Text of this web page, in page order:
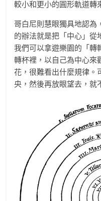
較小和更小的圓形軌道轉
哥白尼則慧眼獨具地認為
的辦法就是把「中心」從
我們可以拿遊樂園的「轉
轉杯裡，以自己為中心來
花，很難看出什麼規律。
央，然後再放眼望去，就